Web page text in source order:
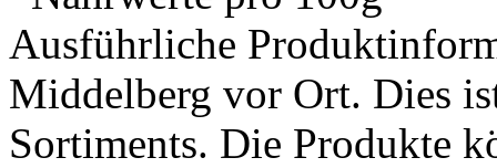
Ausführliche
Middelberg vor Ort. Dies
Sortiments. Die Produkte